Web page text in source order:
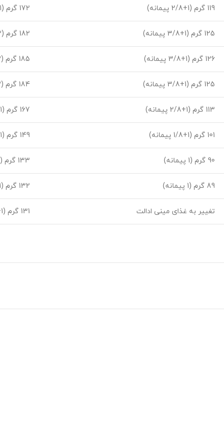
119 گرم (1+2/8 پیمانه) 172 گرم (1+7/8 پیمانه)
125 گرم (1+3/8 پیمانه) 182 گرم (2 پیمانه)
126 گرم (1+3/8 پیمانه) 185 گرم (2 پیمانه)
125 گرم (1+3/8 پیمانه) 184 گرم (2 پیمانه)
113 گرم (1+2/8 پیمانه) 167 گرم (1+7/8 پیمانه)
101 گرم (1+1/8 پیمانه) 149 گرم (1+5/8 پیمانه)
90 گرم (1 پیمانه) 133 گرم (1+4/8 پیمانه)
89 گرم (1 پیمانه) 132 گرم (1+4/8 پیمانه)
تغییر به غذای مینی ادالت 131 گرم (1+3/8 پیمانه)